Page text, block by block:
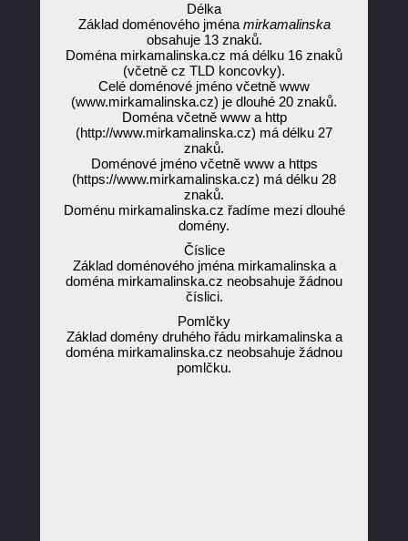
Délka
Základ doménového jména mirkamalinska
obsahuje 13 znaků.
Doména mirkamalinska.cz má délku 16 znaků
(včetně cz TLD koncovky).
Celé doménové jméno včetně www
(www.mirkamalinska.cz) je dlouhé 20 znaků.
Doména včetně www a http
(http://www.mirkamalinska.cz) má délku 27
znaků.
Doménové jméno včetně www a https
(https://www.mirkamalinska.cz) má délku 28
znaků.
Doménu mirkamalinska.cz řadíme mezi dlouhé
domény.
Číslice
Základ doménového jména mirkamalinska a
doména mirkamalinska.cz neobsahuje žádnou
číslici.
Pomlčky
Základ domény druhého řádu mirkamalinska a
doména mirkamalinska.cz neobsahuje žádnou
pomlčku.